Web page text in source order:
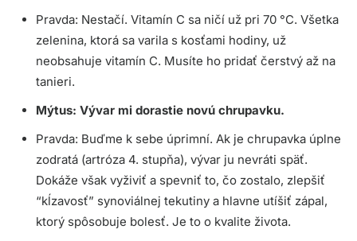
Pravda: Nestačí. Vitamín C sa ničí už pri 70 °C. Všetka
zelenina, ktorá sa varila s kosťami hodiny, už
neobsahuje vitamín C. Musíte ho pridať čerstvý až na
tanieri.
Mýtus: Vývar mi dorastie novú chrupavku.
Pravda: Buďme k sebe úprimní. Ak je chrupavka úplne
zodratá (artróza 4. stupňa), vývar ju nevráti späť.
Dokáže však vyživiť a spevniť to, čo zostalo, zlepšiť
“kĺzavosť” synoviálnej tekutiny a hlavne utíšiť zápal,
ktorý spôsobuje bolesť. Je to o kvalite života.